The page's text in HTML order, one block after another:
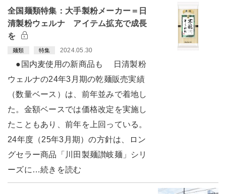
全国麺類特集：大手製粉メーカー＝日
清製粉ウェルナ アイテム拡充で成長
を
麺類 特集 2024.05.30
●国内麦使用の新商品も 日清製粉
ウェルナの24年3月期の乾麺販売実績
（数量ベース）は、前年並みで着地し
た。金額ベースでは価格改定を実施し
たこともあり、前年を上回っている。
24年度（25年3月期）の方針は、ロン
グセラー商品「川田製麺讃岐麺」シリ
ーズに…続きを読む